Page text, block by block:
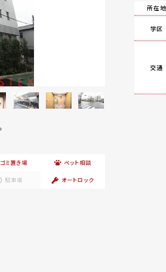
ゴミ置き場 ペット相談
駐車場 オートロック
所在地
学区
交通